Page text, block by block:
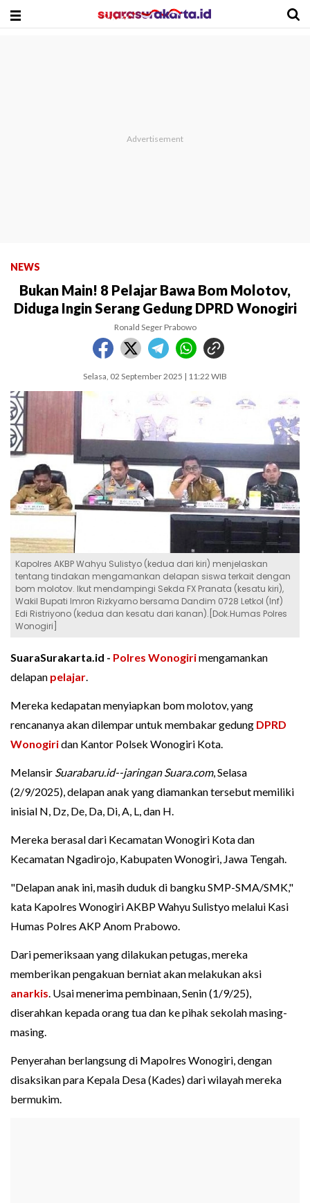
NEWS
Bukan Main! 8 Pelajar Bawa Bom Molotov,
Diduga Ingin Serang Gedung DPRD Wonogiri
Ronald Seger Prabowo
Selasa, 02 September 2025 | 11:22 WIB
Kapolres AKBP Wahyu Sulistyo (kedua dari kiri) menjelaskan
tentang tindakan mengamankan delapan siswa terkait dengan
bom molotov. Ikut mendampingi Sekda FX Pranata (kesatu kiri),
Wakil Bupati Imron Rizkyarno bersama Dandim 0728 Letkol (Inf)
Edi Ristriyono (kedua dan kesatu dari kanan).[Dok.Humas Polres
Wonogiri]
SuaraSurakarta.id - Polres Wonogirimengamankan
delapan pelajar.
Mereka kedapatan menyiapkan bom molotov, yang
rencananya akan dilempar untuk membakar gedung DPRD
Wonogiridan Kantor Polsek Wonogiri Kota.
Melansir Suarabaru.id--jaringan Suara.com, Selasa
(2/9/2025), delapan anak yang diamankan tersebut memiliki
inisial N, Dz, De, Da, Di, A, L, dan H.
Mereka berasal dari Kecamatan Wonogiri Kota dan
Kecamatan Ngadirojo, Kabupaten Wonogiri, Jawa Tengah.
"Delapan anak ini, masih duduk di bangku SMP-SMA/SMK,"
kata Kapolres Wonogiri AKBP Wahyu Sulistyo melalui Kasi
Humas Polres AKP Anom Prabowo.
Dari pemeriksaan yang dilakukan petugas, mereka
memberikan pengakuan berniat akan melakukan aksi
anarkis. Usai menerima pembinaan, Senin (1/9/25),
diserahkan kepada orang tua dan ke pihak sekolah masing-
masing.
Penyerahan berlangsung di Mapolres Wonogiri, dengan
disaksikan para Kepala Desa (Kades) dari wilayah mereka
bermukim.